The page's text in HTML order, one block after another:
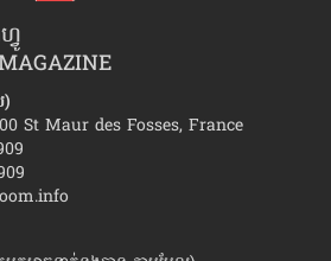
វូ
St Maur des Fosses, France